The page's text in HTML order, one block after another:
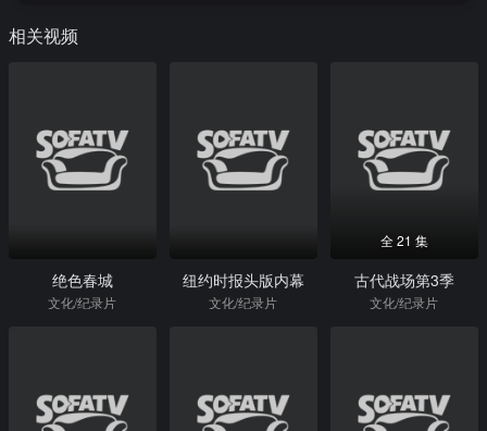
相关视频
绝色春城
文化/纪录片
纽约时报头版内幕
文化/纪录片
全 21 集
古代战场第3季
文化/纪录片